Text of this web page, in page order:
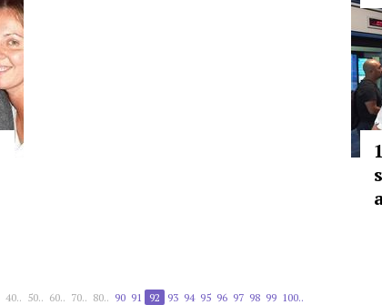
40.. 50.. 60.. 70.. 80.. 90 91 92 93 94 95 96 97 98 99 100..